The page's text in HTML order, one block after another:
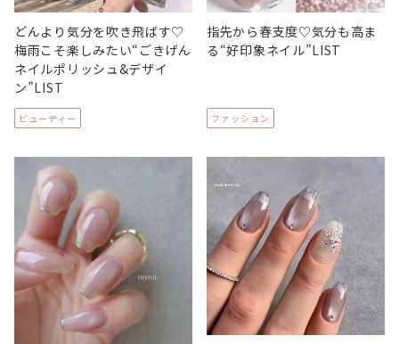
どんより気分を吹き飛ばす♡
梅雨こそ楽しみたい“ごきげん
ネイルポリッシュ&デザイ
ン”LIST
ビューティー
指先から春支度♡気分も高ま
る“好印象ネイル”LIST
ファッション